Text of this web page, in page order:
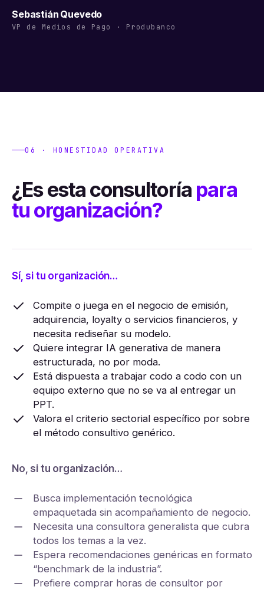
Sebastián Quevedo
VP de Medios de Pago · Produbanco
06 · HONESTIDAD OPERATIVA
¿Es esta consultoría para
tu organización?
Sí, si tu organización…
Compite o juega en el negocio de emisión,
adquirencia, loyalty o servicios financieros, y
necesita rediseñar su modelo.
Quiere integrar IA generativa de manera
estructurada, no por moda.
Está dispuesta a trabajar codo a codo con un
equipo externo que no se va al entregar un
PPT.
Valora el criterio sectorial específico por sobre
el método consultivo genérico.
No, si tu organización…
Busca implementación tecnológica
empaquetada sin acompañamiento de negocio.
Necesita una consultora generalista que cubra
todos los temas a la vez.
Espera recomendaciones genéricas en formato
“benchmark de la industria”.
Prefiere comprar horas de consultor por